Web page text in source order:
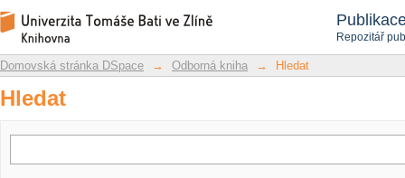
Repozitář
Hledat
Repozitář DSpace/Manakin
Domovská stránka DSpace → Odborná kniha → Hledat
Hledat